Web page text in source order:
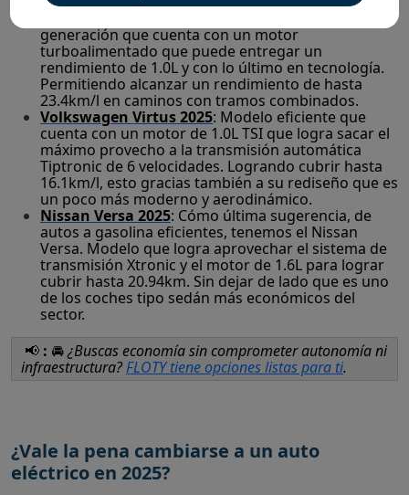
generación que cuenta con un motor
turboalimentado que puede entregar un
rendimiento de 1.0L y con lo último en tecnología.
Permitiendo alcanzar un rendimiento de hasta
23.4km/l en caminos con tramos combinados.
Volkswagen Virtus 2025: Modelo eficiente que
cuenta con un motor de 1.0L TSI que logra sacar el
máximo provecho a la transmisión automática
Tiptronic de 6 velocidades. Logrando cubrir hasta
16.1km/l, esto gracias también a su rediseño que es
un poco más moderno y aerodinámico.
Nissan Versa 2025: Cómo última sugerencia, de
autos a gasolina eficientes, tenemos el Nissan
Versa. Modelo que logra aprovechar el sistema de
transmisión Xtronic y el motor de 1.6L para lograr
cubrir hasta 20.94km. Sin dejar de lado que es uno
de los coches tipo sedán más económicos del
sector.
📢 : 🚘¿Buscas economía sin comprometer autonomía ni
infraestructura?FLOTY tiene opciones listas para ti.
¿Vale la pena cambiarse a un auto
eléctrico en 2025?